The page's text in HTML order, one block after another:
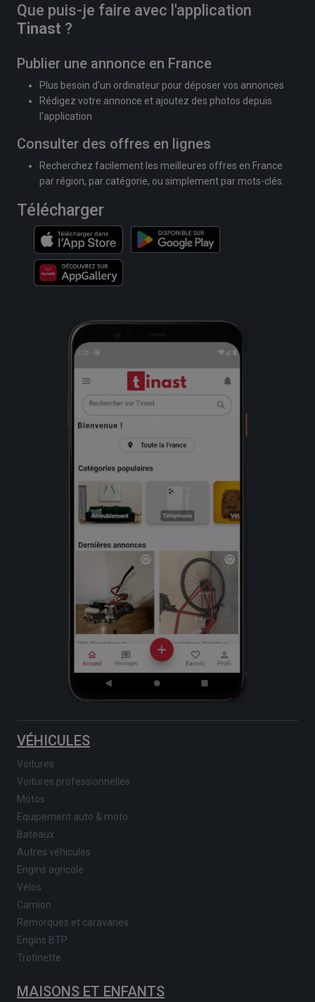
Que puis-je faire avec l'application
Tinast ?
Publier une annonce en France
Plus besoin d'un ordinateur pour déposer vos annonces
Rédigez votre annonce et ajoutez des photos depuis
l'application
Consulter des offres en lignes
Recherchez facilement les meilleures offres en France
par région, par catégorie, ou simplement par mots-clés.
Télécharger
VÉHICULES
Voitures
Voitures professionnelles
Motos
Equipement auto & moto
Bateaux
Autres véhicules
Engins agricole
Vélos
Camion
Remorques et caravanes
Engins BTP
Trotinette
MAISONS ET ENFANTS